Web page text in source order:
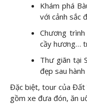
Khám phá
với cảnh sắc
Chương
cầy hương…
Thư giãn tại
đẹp sau
Đặc biệt, tour của Đất
gồm xe đưa đón, ăn